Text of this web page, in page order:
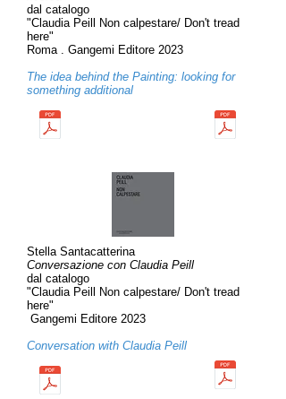
dal catalogo
"Claudia Peill Non calpestare/ Don't tread
here"
Roma . Gangemi Editore 2023
The idea behind the Painting: looking for
something additional
Stella Santacatterina
Conversazione con Claudia Peill
dal catalogo
"Claudia Peill Non calpestare/ Don't tread
here"
Gangemi Editore 2023
Conversation with Claudia Peill